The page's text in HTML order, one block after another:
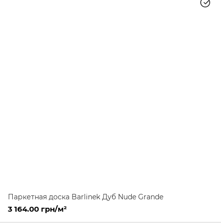
Паркетная доска Barlinek Дуб Nude Grande
3 164.00 грн/м²